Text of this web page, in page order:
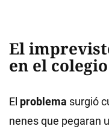
El
en el
El problema surgió
nenes que pegaran